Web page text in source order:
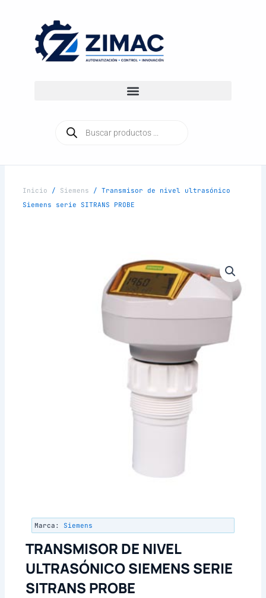
contenido
productos
Inicio / Siemens / Transmisor de nivel ultrasónico
Siemens serie SITRANS PROBE
Marca: Siemens
TRANSMISOR DE NIVEL
ULTRASÓNICO SIEMENS SERIE
SITRANS PROBE